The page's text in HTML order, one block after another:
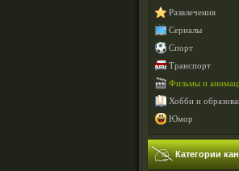
Развлечения
Сериалы
Спорт
Транспорт
Фильмы и
Хобби и
Юмор
Категории